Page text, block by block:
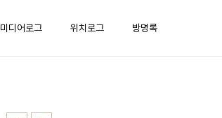
미디어로그 위치로그 방명록